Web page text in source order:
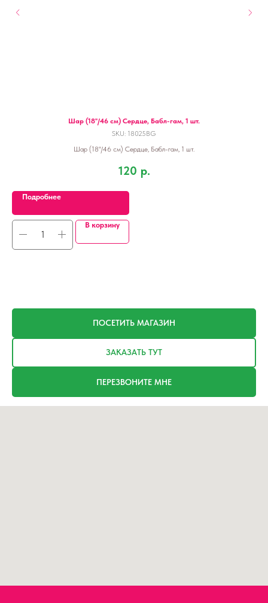
Шар (18''/46 см) Сердце, Бабл-гам, 1 шт.
SKU: 18025BG
Шар (18''/46 см) Сердце, Бабл-гам, 1 шт.
120 р.
Подробнее
В корзину
ПОСЕТИТЬ МАГАЗИН
ЗАКАЗАТЬ ТУТ
ПЕРЕЗВОНИТЕ МНЕ